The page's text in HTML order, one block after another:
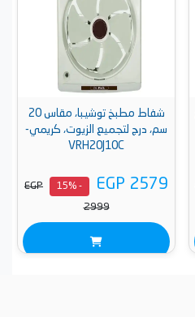
شفاط مطبخ توشيبا، مقاس 20
سم، درج لتجميع الزيوت، كريمي-
VRH20J10C
EGP 2579
- 15%
EGP
2999